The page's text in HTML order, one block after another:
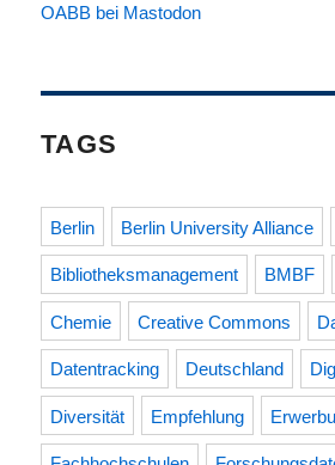
OABB bei Mastodon
TAGS
Berlin Berlin University Alliance
Bibliotheksmanagement BMBF
Chemie Creative Commons
Datentracking Deutschland
Diversität Empfehlung